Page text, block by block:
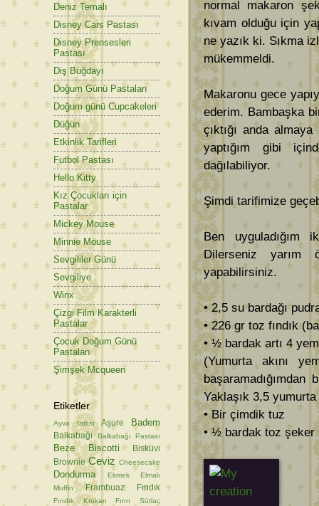
normal makaron
kıvam olduğu için
ne yazık ki. Sıkma
mükemmeldi.
Makaronu gece
ederim. Bambaşka
çıktığı anda
yaptığım gibi
dağılabiliyor.
Şimdi tarifimize
Ben uyguladığım
Dilerseniz yarım
yapabilirsiniz.
• 2,5 su bardağı
• 226 gr toz fındık
• ½ bardak artı 4
(Yumurta akını
Yaklaşık 3,5
• Bir çimdik tuz
• ½ bardak toz şeker
Deniz Temalı
Disney Cars Pastası
Disney Prensesleri
Pastası
Diş Buğdayı
Doğum Günü Pastaları
Doğum günü Cupcakeleri
Düğün
Etkinlik Tarifleri
Futbol Pastası
Hello Kitty
Kız Çocukları için
Pastalar
Mickey Mouse
Minnie Mouse
Sevgililer Günü
Sevgiliye
Winx
Çizgi Film Karakterli
Pastalar
Çocuk Doğum Günü
Pastaları
Şimşek Mcqueen
Etiketler
Ayva tatlısı Aşure Badem
Balkabağı Balkabağı Pastası
Beze Biscotti
Bisküvi
Brownie Ceviz Cheesecake
Dondurma Ekmek
Elmalı
Muffin
Frambuaz Fındık
Fındık Krokan
Fırın Sütlaç